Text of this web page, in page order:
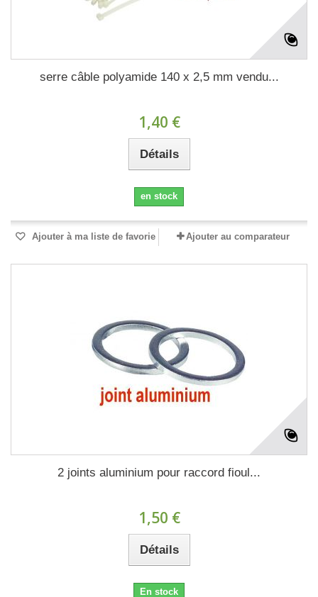
serre câble polyamide 140 x 2,5 mm vendu...
1,40 €
Détails
en stock
Ajouter à ma liste de favorie Ajouter au comparateur
2 joints aluminium pour raccord fioul...
1,50 €
Détails
En stock